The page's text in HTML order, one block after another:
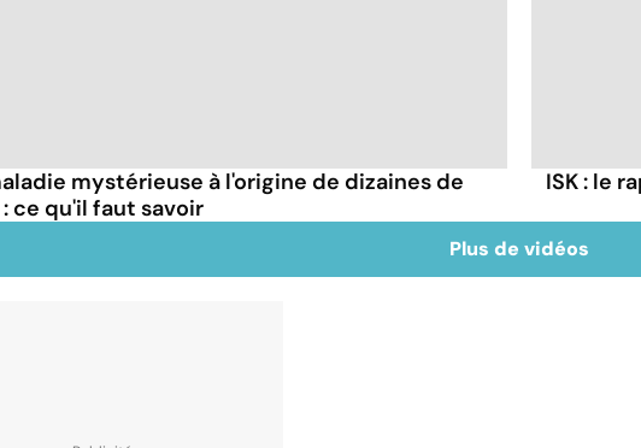
mystérieuse à l'origine de dizaines de
ce qu'il faut savoir
ISK : le
Plus de vidéos